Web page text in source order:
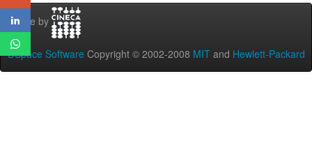
Theme by
DSpace Software Copyright © 2002-2008 MIT and Hewlett-Packard